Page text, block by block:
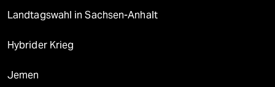
Landtagswahl in Sachsen-Anhalt
Hybrider Krieg
Jemen